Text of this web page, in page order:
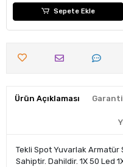
Sepete Ekle
Ürün Açıklaması
Tekli Spot Yuvarlak
Sahiptir. Dahildir. 1X 50 Led